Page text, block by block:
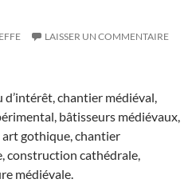
LAISSER UN COMMENTAIRE
d’intérêt, chantier médiéval,
bâtisseurs médiévaux,
gothique, chantier
construction cathédrale,
médiévale.